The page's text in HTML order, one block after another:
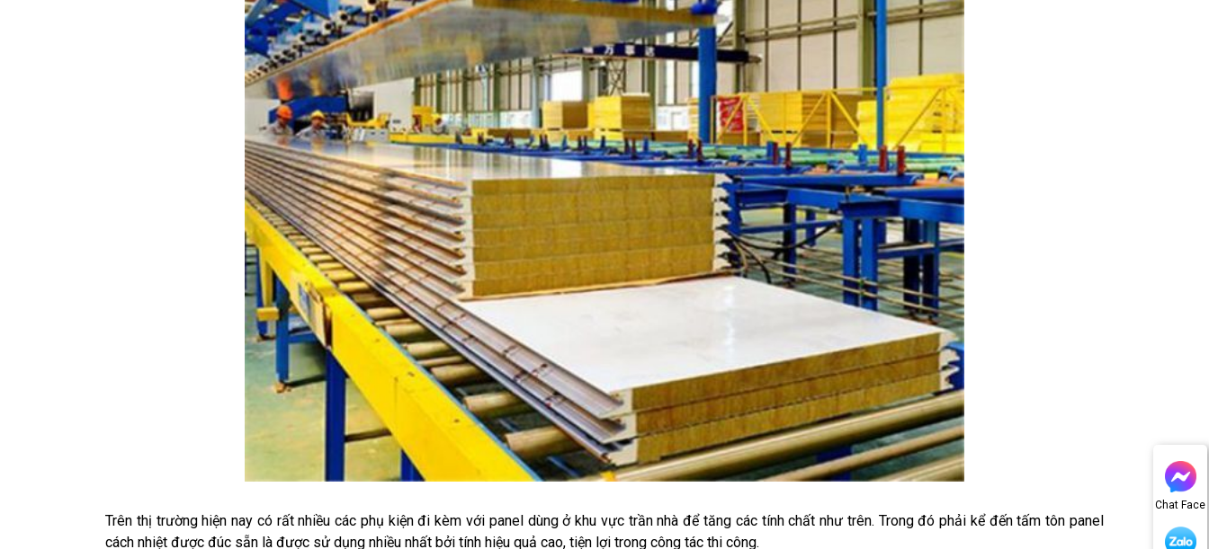
Chat Face
Trên thị trường hiện nay có rất nhiều các phụ kiện đi kèm với panel dùng ở khu vực trần nhà để tăng các tính chất như trên. Trong đó phải kể đến tấm tôn panel
cách nhiệt được đúc sẵn là được sử dụng nhiều nhất bởi tính hiệu quả cao, tiện lợi trong công tác thi công.